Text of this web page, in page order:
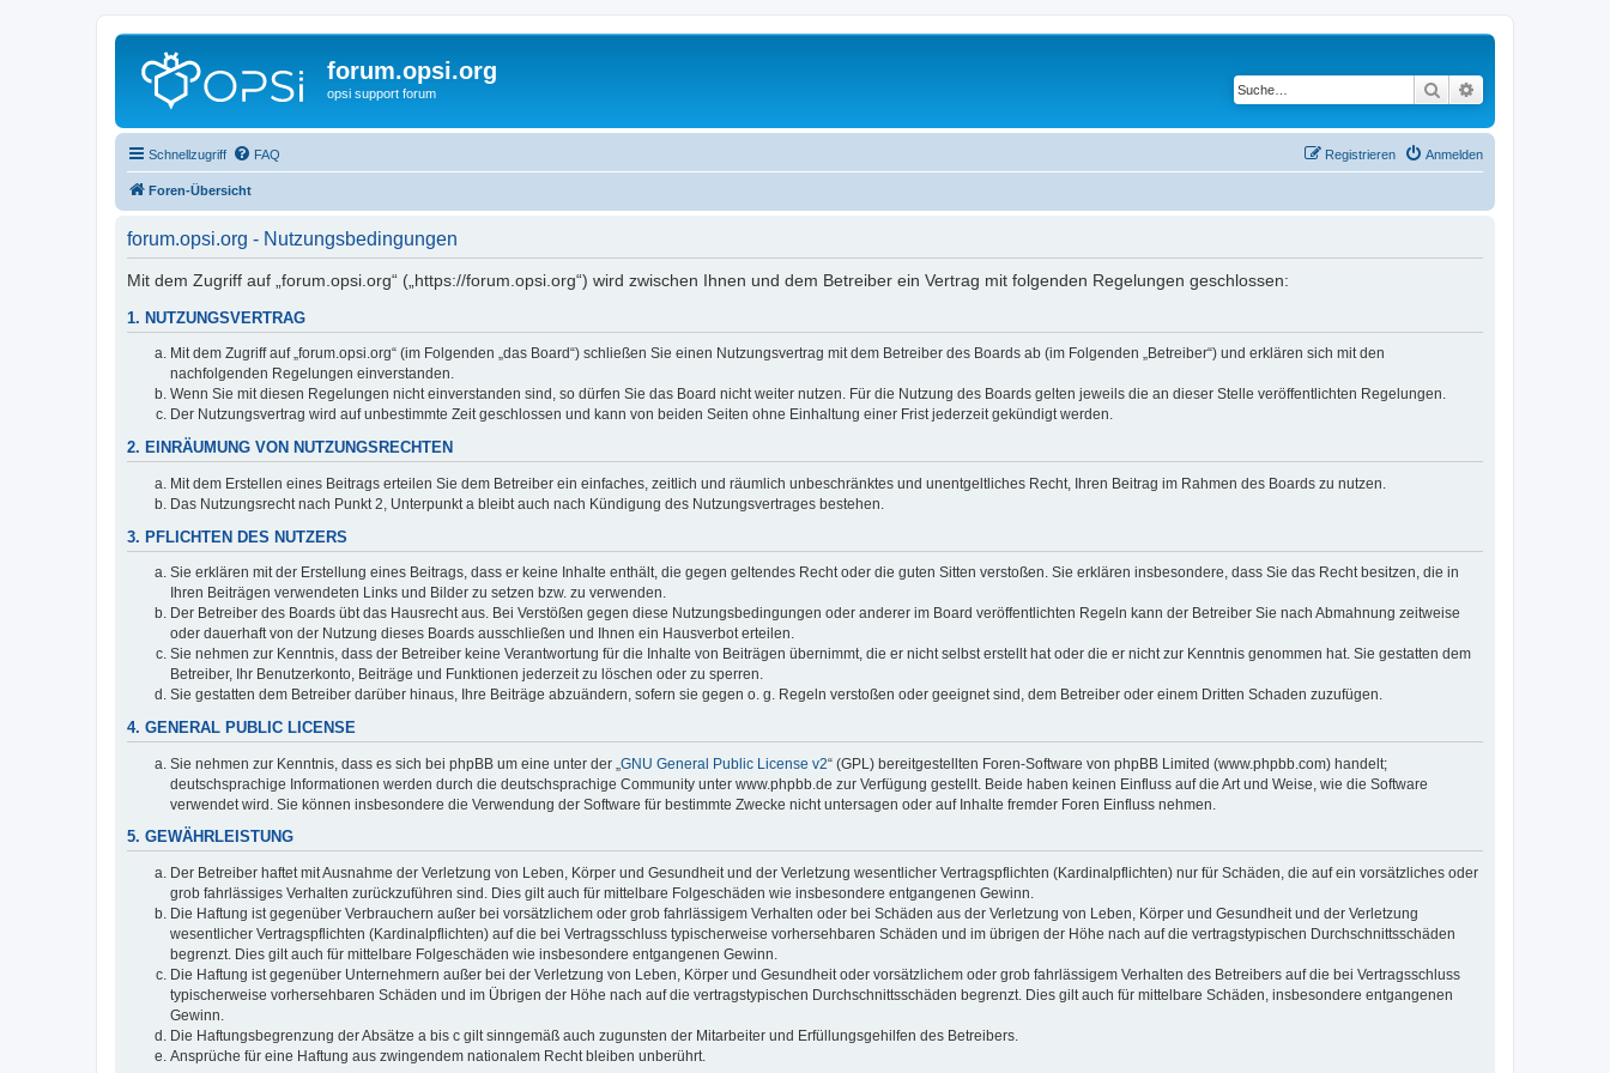
forum.opsi.org
opsi support forum Suche
Schnellzugriff FAQ Anmelden
Registrieren
Foren-Übersicht
forum.opsi.org - Nutzungsbedingungen
Mit dem Zugriff auf „forum.opsi.org“ („https://forum.opsi.org“) wird zwischen Ihnen und dem Betreiber ein Vertrag mit folgenden Regelungen geschlossen:
1. NUTZUNGSVERTRAG
Mit dem Zugriff auf „forum.opsi.org“ (im Folgenden „das Board“) schließen Sie einen Nutzungsvertrag mit dem Betreiber des Boards ab (im Folgenden „Betreiber“) und erklären sich mit den
nachfolgenden Regelungen einverstanden.
Wenn Sie mit diesen Regelungen nicht einverstanden sind, so dürfen Sie das Board nicht weiter nutzen. Für die Nutzung des Boards gelten jeweils die an dieser Stelle veröffentlichten Regelungen.
Der Nutzungsvertrag wird auf unbestimmte Zeit geschlossen und kann von beiden Seiten ohne Einhaltung einer Frist jederzeit gekündigt werden.
2. EINRÄUMUNG VON NUTZUNGSRECHTEN
Mit dem Erstellen eines Beitrags erteilen Sie dem Betreiber ein einfaches, zeitlich und räumlich unbeschränktes und unentgeltliches Recht, Ihren Beitrag im Rahmen des Boards zu nutzen.
Das Nutzungsrecht nach Punkt 2, Unterpunkt a bleibt auch nach Kündigung des Nutzungsvertrages bestehen.
3. PFLICHTEN DES NUTZERS
Sie erklären mit der Erstellung eines Beitrags, dass er keine Inhalte enthält, die gegen geltendes Recht oder die guten Sitten verstoßen. Sie erklären insbesondere, dass Sie das Recht besitzen, die in
Ihren Beiträgen verwendeten Links und Bilder zu setzen bzw. zu verwenden.
Der Betreiber des Boards übt das Hausrecht aus. Bei Verstößen gegen diese Nutzungsbedingungen oder anderer im Board veröffentlichten Regeln kann der Betreiber Sie nach Abmahnung zeitweise
oder dauerhaft von der Nutzung dieses Boards ausschließen und Ihnen ein Hausverbot erteilen.
Sie nehmen zur Kenntnis, dass der Betreiber keine Verantwortung für die Inhalte von Beiträgen übernimmt, die er nicht selbst erstellt hat oder die er nicht zur Kenntnis genommen hat. Sie gestatten dem
Betreiber, Ihr Benutzerkonto, Beiträge und Funktionen jederzeit zu löschen oder zu sperren.
Sie gestatten dem Betreiber darüber hinaus, Ihre Beiträge abzuändern, sofern sie gegen o. g. Regeln verstoßen oder geeignet sind, dem Betreiber oder einem Dritten Schaden zuzufügen.
4. GENERAL PUBLIC LICENSE
Sie nehmen zur Kenntnis, dass es sich bei phpBB um eine unter der „ GNU General Public License v2“ (GPL) bereitgestellten Foren-Software von phpBB Limited (www.phpbb.com) handelt;
deutschsprachige Informationen werden durch die deutschsprachige Community unter www.phpbb.de zur Verfügung gestellt. Beide haben keinen Einfluss auf die Art und Weise, wie die Software
verwendet wird. Sie können insbesondere die Verwendung der Software für bestimmte Zwecke nicht untersagen oder auf Inhalte fremder Foren Einfluss nehmen.
5. GEWÄHRLEISTUNG
Der Betreiber haftet mit Ausnahme der Verletzung von Leben, Körper und Gesundheit und der Verletzung wesentlicher Vertragspflichten (Kardinalpflichten) nur für Schäden, die auf ein vorsätzliches oder
grob fahrlässiges Verhalten zurückzuführen sind. Dies gilt auch für mittelbare Folgeschäden wie insbesondere entgangenen Gewinn.
Die Haftung ist gegenüber Verbrauchern außer bei vorsätzlichem oder grob fahrlässigem Verhalten oder bei Schäden aus der Verletzung von Leben, Körper und Gesundheit und der Verletzung
wesentlicher Vertragspflichten (Kardinalpflichten) auf die bei Vertragsschluss typischerweise vorhersehbaren Schäden und im übrigen der Höhe nach auf die vertragstypischen Durchschnittsschäden
begrenzt. Dies gilt auch für mittelbare Folgeschäden wie insbesondere entgangenen Gewinn.
Die Haftung ist gegenüber Unternehmern außer bei der Verletzung von Leben, Körper und Gesundheit oder vorsätzlichem oder grob fahrlässigem Verhalten des Betreibers auf die bei Vertragsschluss
typischerweise vorhersehbaren Schäden und im Übrigen der Höhe nach auf die vertragstypischen Durchschnittsschäden begrenzt. Dies gilt auch für mittelbare Schäden, insbesondere entgangenen
Gewinn.
Die Haftungsbegrenzung der Absätze a bis c gilt sinngemäß auch zugunsten der Mitarbeiter und Erfüllungsgehilfen des Betreibers.
Ansprüche für eine Haftung aus zwingendem nationalem Recht bleiben unberührt.